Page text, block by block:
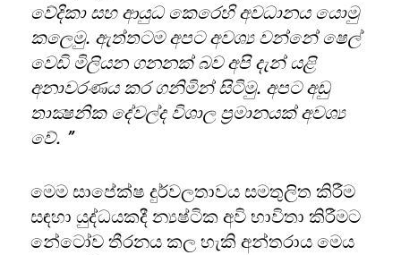
වේදිකා සහ ආයුධ කෙරෙහි අවධානය යොමු
කලෙමු. ඇත්තටම අපට අවශ්‍ය වන්නේ ෂෙල්
වෙඩි මිලියන ගනනක් බව අපි දැන් යළි
අනාවරණය කර ගනිමින් සිටිමු. අපට අඩු
තාක්‍ෂනික දේවල්ද විශාල ප්‍රමානයක් අවශ්‍ය
වේ. ”
මෙම සාපේක්ෂ දුර්වලතාවය සමතුලිත කිරීම
සඳහා යුද්ධයකදී න්‍යෂ්ටික අවි භාවිතා කිරීමට
නේටෝව තීරනය කල හැකි අන්තරාය මෙය